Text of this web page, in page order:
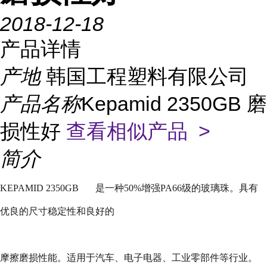
2018-12-18
产品详情
产地 韩国工程塑料有限公司
产品名称Kepamid 2350GB 磨
损性好 查看相似产品 >
简介
KEPAMID 2350GB 是一种50%增强PA66级的玻璃珠。具有
优良的尺寸稳定性和良好的
摩擦磨损性能。适用于汽车、电子电器、工业零部件等行业。